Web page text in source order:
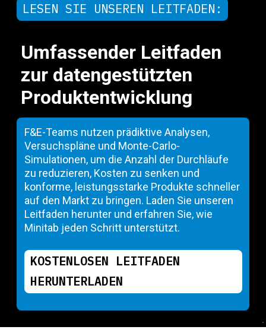
LESEN SIE UNSEREN LEITFADEN:
Umfassender Leitfaden
zur datengestützten
Produktentwicklung
F&E-Teams nutzen prädiktive Analysen,
Versuchspläne und Monte-Carlo-
Simulationen, um die Anzahl der Durchläufe
zu reduzieren, Kosten zu senken und
konforme, leistungsstarke Produkte schneller
auf den Markt zu bringen. Laden Sie unseren
Leitfaden herunter und erfahren Sie, wie
Minitab jeden Schritt unterstützt.
KOSTENLOSEN LEITFADEN
HERUNTERLADEN